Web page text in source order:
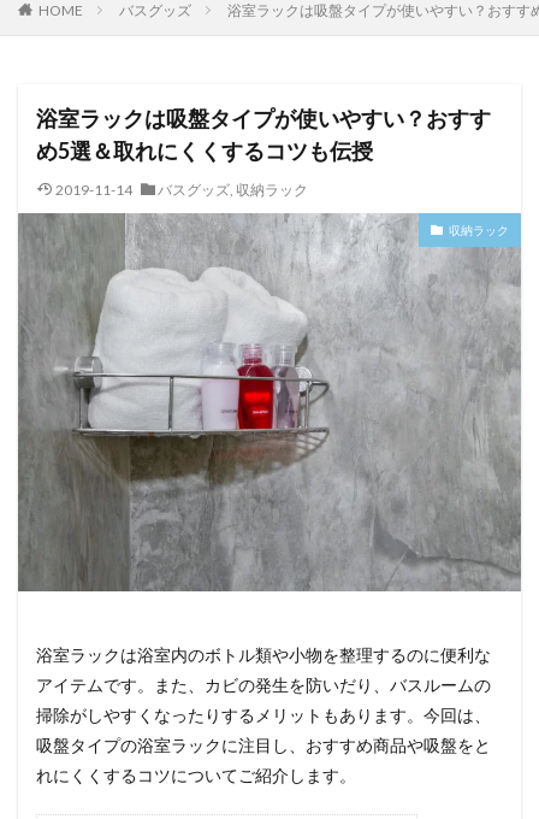
HOME バスグッズ 浴室ラックは吸盤タイプが使いやすい？おすす
浴室ラックは吸盤タイプが使いやすい？おすす
め5選＆取れにくくするコツも伝授
2019-11-14 バスグッズ, 収納ラック
収納ラック
浴室ラックは浴室内のボトル類や小物を整理するのに便利な
アイテムです。また、カビの発生を防いだり、バスルームの
掃除がしやすくなったりするメリットもあります。今回は、
吸盤タイプの浴室ラックに注目し、おすすめ商品や吸盤をと
れにくくするコツについてご紹介します。